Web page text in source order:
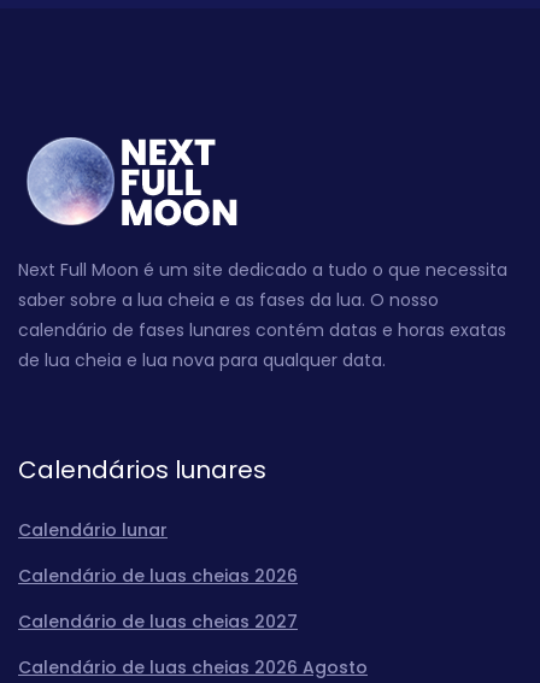
Next Full Moon é um site dedicado a tudo o que necessita
saber sobre a lua cheia e as fases da lua. O nosso
calendário de fases lunares contém datas e horas exatas
de lua cheia e lua nova para qualquer data.
Calendários lunares
Calendário lunar
Calendário de luas cheias 2026
Calendário de luas cheias 2027
Calendário de luas cheias 2026 Agosto